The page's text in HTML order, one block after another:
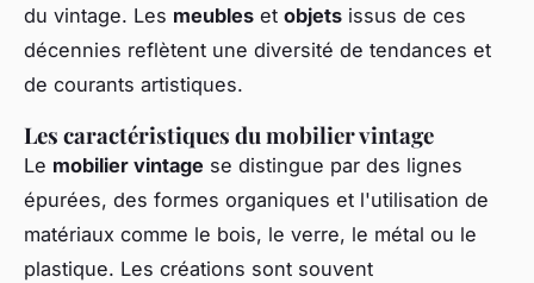
du vintage. Les meubles et objets issus de ces
décennies reflètent une diversité de tendances et
de courants artistiques.
Les caractéristiques du mobilier vintage
Le mobilier vintage se distingue par des lignes
épurées, des formes organiques et l'utilisation de
matériaux comme le bois, le verre, le métal ou le
plastique. Les créations sont souvent